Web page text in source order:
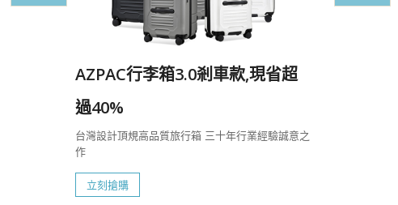
AZPAC行李箱3.0剎車款,現省超
過40%
台灣設計頂規高品質旅行箱 三十年行業經驗誠意之
作
立刻搶購